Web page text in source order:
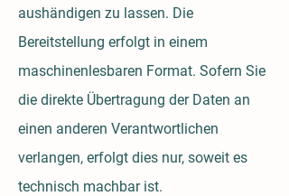
aushändigen zu lassen. Die
Bereitstellung erfolgt in einem
maschinenlesbaren Format. Sofern Sie
die direkte Übertragung der Daten an
einen anderen Verantwortlichen
verlangen, erfolgt dies nur, soweit es
technisch machbar ist.